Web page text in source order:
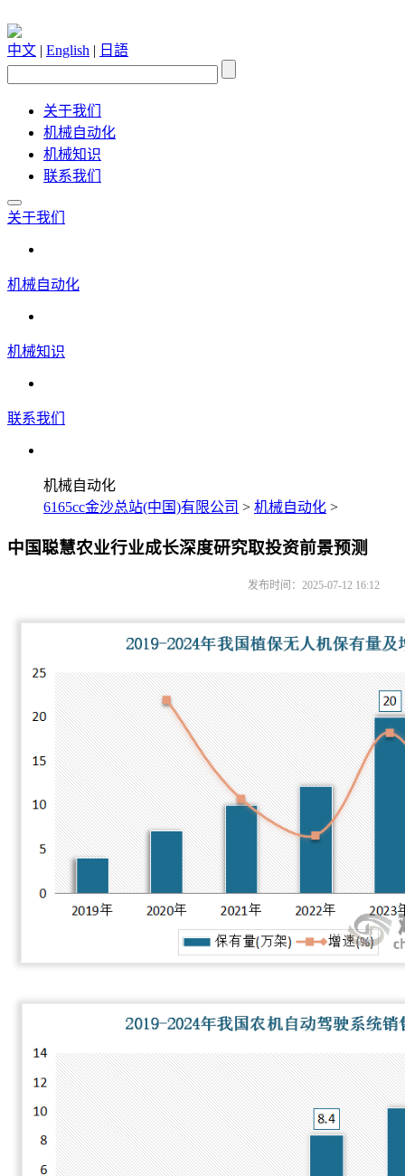
中文 | English | 日語
关于我们
机械自动化
机械知识
联系我们
关于我们
机械自动化
机械知识
联系我们
机械自动化
6165cc金沙总站(中国)有限公司 > 机械自动化 >
中国聪慧农业行业成长深度研究取投资前景预测
发布时间：2025-07-12 16:12